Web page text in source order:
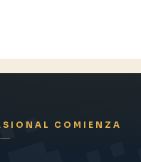
COMIENZA